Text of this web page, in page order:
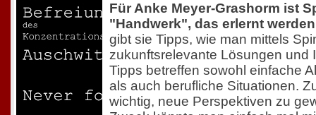
Für Anke Meyer-Grashorm ist
"Handwerk", das erlernt
gibt sie Tipps, wie man mittels
zukunftsrelevante Lösungen und
Tipps betreffen sowohl einfache
als auch berufliche Situationen.
wichtig, neue Perspektiven zu